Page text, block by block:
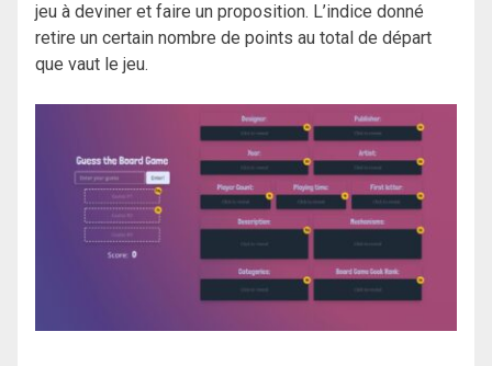
jeu à deviner et faire un proposition. L’indice donné
retire un certain nombre de points au total de départ
que vaut le jeu.